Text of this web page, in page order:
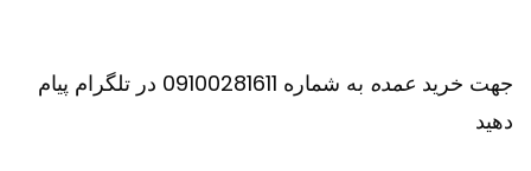
جهت خرید عمده
به شماره 09100281611 در تلگرام پیام
دهید